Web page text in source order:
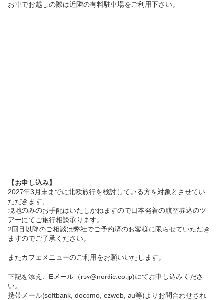
お車でお越しの際は近隣の有料駐車場をご利用下さい。
【お申し込み】
2027年3月末までに北欧旅行を検討している方を対象とさせてい
ただきます。
現地のみのお手配はいたしかねますので日本発着の航空券込のツ
アーにてご旅行相談承ります。
2回目以降のご相談は弊社でご予約済のお客様に限らせていただき
ますのでご了承ください。
またカフェメニューのご利用をお願いいたします。
下記を添え、Eメール（rsv@nordic.co.jp)にてお申し込みくださ
い。
携帯メール(softbank, docomo, ezweb, au等)よりお問合わせされ